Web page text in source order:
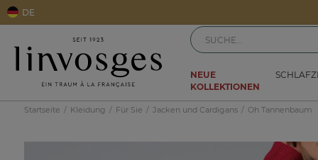
DE
NEUE
KOLLEKTIONEN
Startseite Kleidung Für Sie Jacken und Cardigans Oh Tannenbaum